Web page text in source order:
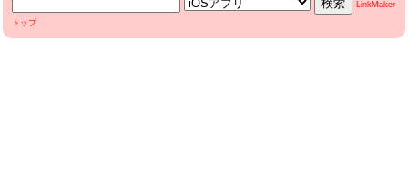
LinkMaker
トップ